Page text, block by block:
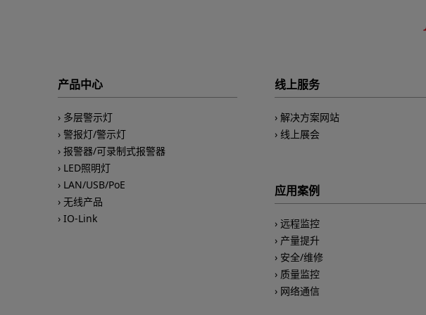
产品中心
多层警示灯
警报灯/警示灯
报警器/可录制式报警器
LED照明灯
LAN/USB/PoE
无线产品
IO-Link
线上服务
解决方案网站
线上展会
应用案例
远程监控
产量提升
安全/维修
质量监控
网络通信